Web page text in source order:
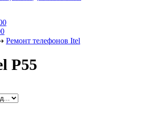
Ремонт телефонов Itel
P55